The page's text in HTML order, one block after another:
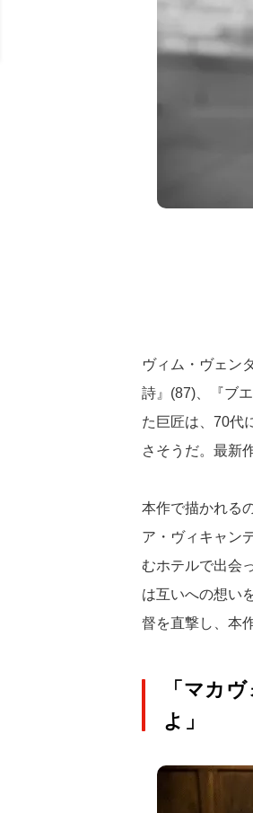
ヴィム・ヴェン
詩』(87)、『ブ
た巨匠は、70代
さそうだ。最新
本作で描かれる
ア・ヴィキャン
むホテルで出会
は互いへの想い
督を直撃し、本
「マカ
よ」